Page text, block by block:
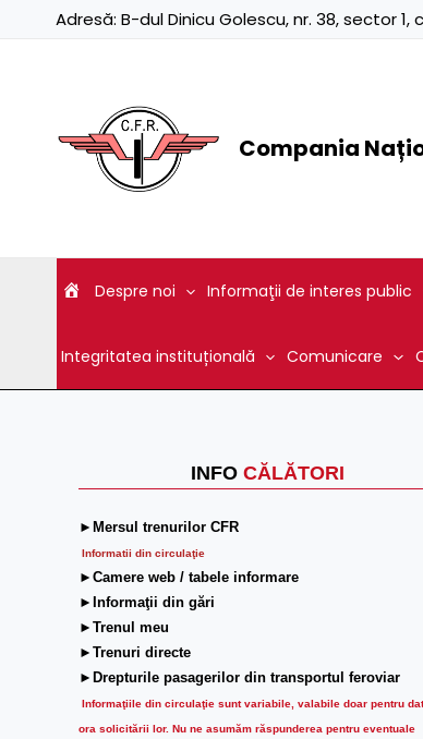
Adresă: B-dul Dinicu Golescu, nr. 38, sector 1,
Compania
Despre noi Informaţii de interes public
Integritatea instituțională Comunicare
INFO CĂLĂTORI
►Mersul trenurilor CFR
Informatii din circulaţie
►Camere web / tabele informare
►Informaţii din gări
►Trenul meu
►Trenuri directe
►Drepturile pasagerilor din transportul feroviar
Informaţiile din circulaţie sunt variabile, valabile doar pentru
ora solicitării lor. Nu ne asumăm răspunderea pentru eventuale